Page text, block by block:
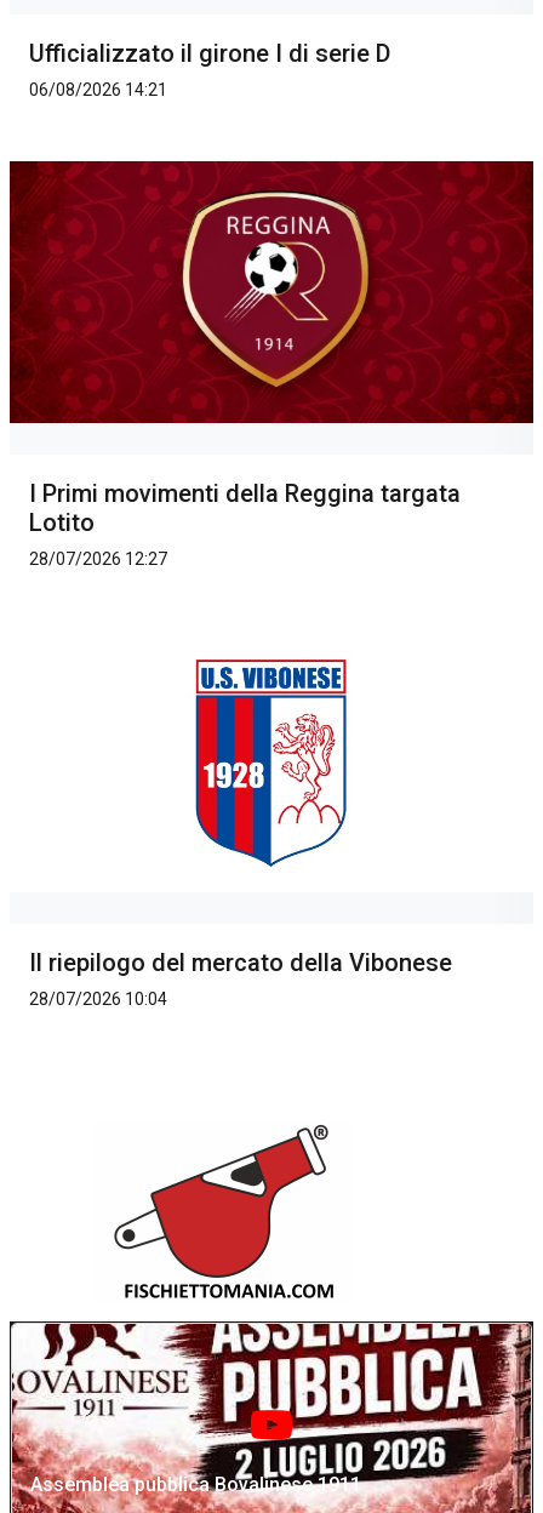
Ufficializzato il girone I di serie D
06/08/2026 14:21
I Primi movimenti della Reggina targata
Lotito
28/07/2026 12:27
Il riepilogo del mercato della Vibonese
28/07/2026 10:04
Assemblea pubblica Bovalinese 1911